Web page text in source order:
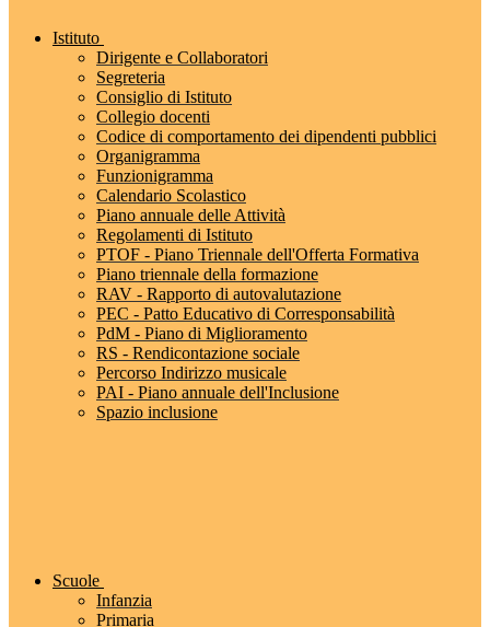
Istituto
Dirigente e Collaboratori
Segreteria
Consiglio di Istituto
Collegio docenti
Codice di comportamento dei dipendenti pubblici
Organigramma
Funzionigramma
Calendario Scolastico
Piano annuale delle Attività
Regolamenti di Istituto
PTOF - Piano Triennale dell'Offerta Formativa
Piano triennale della formazione
RAV - Rapporto di autovalutazione
PEC - Patto Educativo di Corresponsabilità
PdM - Piano di Miglioramento
RS - Rendicontazione sociale
Percorso Indirizzo musicale
PAI - Piano annuale dell'Inclusione
Spazio inclusione
Scuole
Infanzia
Primaria